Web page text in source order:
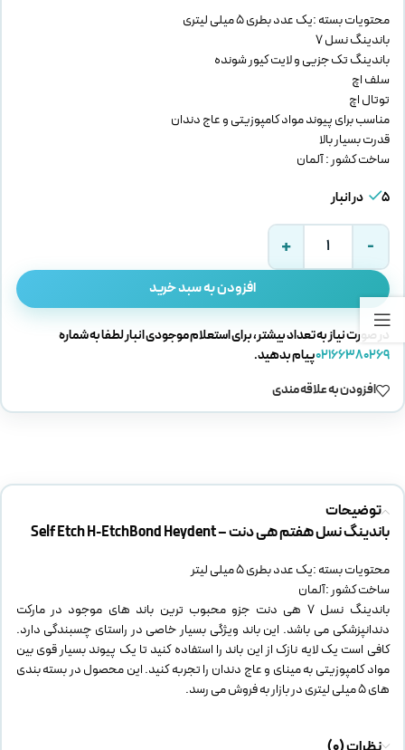
محتویات بسته :یک عدد بطری 5 میلی لیتری
باندینگ نسل 7
باندینگ تک جزیی و لایت کیور شونده
سلف اچ
توتال اچ
مناسب برای پیوند مواد کامپوزیتی و عاج دندان
قدرت بسیار بالا
ساخت کشور : آلمان
5 در انبار
افزودن به سبد خرید
در صورت نیاز به تعداد بیشتر، برای استعلام موجودی انبار لطفا به شماره
02166380269پیام بدهید.
افزودن به علاقه مندی
توضیحات
باندینگ نسل هفتم هی دنت – Self Etch H-EtchBond Heydent
محتویات بسته :یک عدد بطری 5 میلی لیتر
ساخت کشور :آلمان
باندینگ نسل 7 هی دنت جزو محبوب ترین باند های موجود در مارکت
دندانپزشکی می باشد. این باند ویژگی بسیار خاصی در راستای چسبندگی دارد.
کافی است یک لایه نازک از این باند را استفاده کنید تا یک پیوند بسیار قوی بین
مواد کامپوزیتی به مینای و عاج دندان را تجربه کنید. این محصول در بسته بندی
های 5 میلی لیتری در بازار به فروش می رسد.